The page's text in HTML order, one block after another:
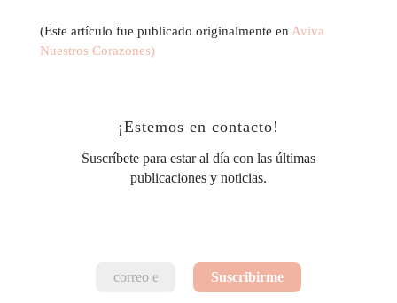
(Este artículo fue publicado originalmente en Aviva
Nuestros Corazones)
¡Estemos en contacto!
Suscríbete para estar al día con las últimas
publicaciones y noticias.